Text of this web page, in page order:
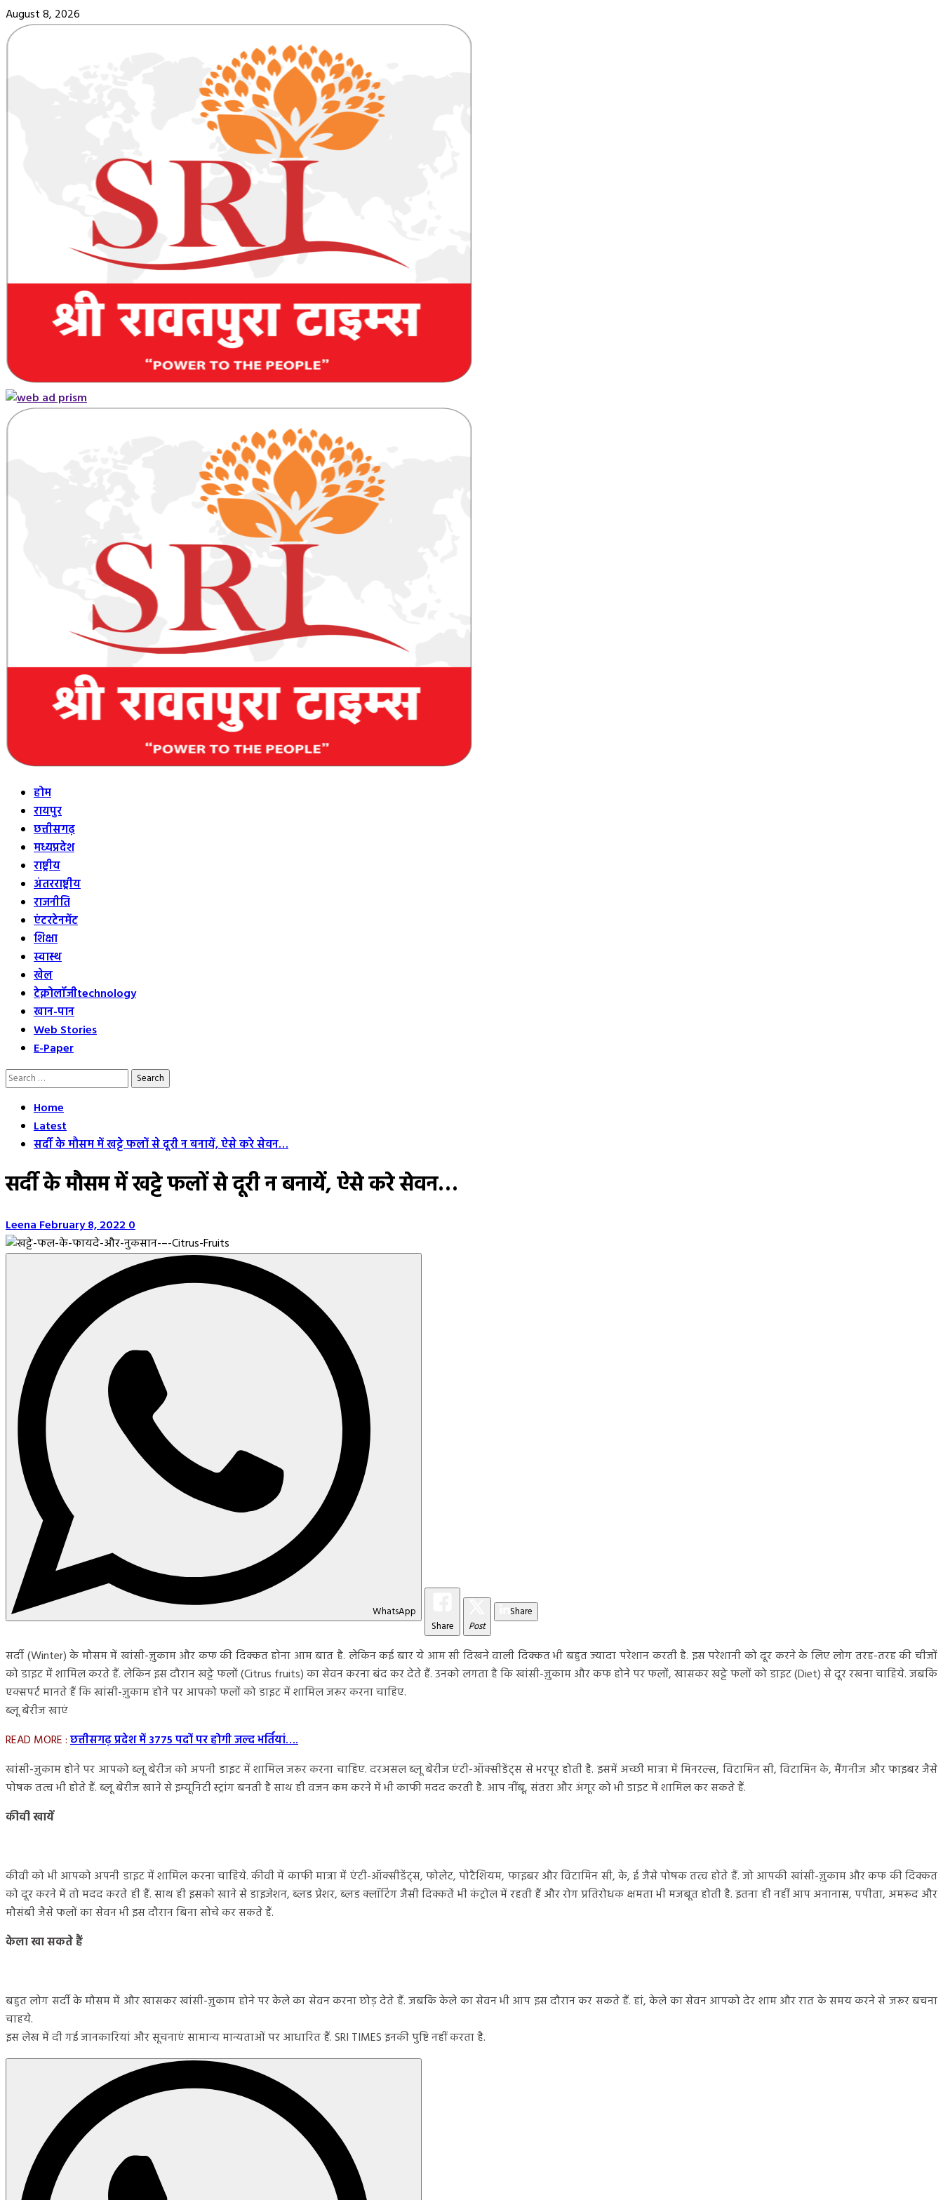
Skip
to
content
August 8, 2026
Primary
Menu
होम
रायपुर
छत्तीसगढ़
मध्यप्रदेश
राष्ट्रीय
अंतरराष्ट्रीय
राजनीति
एंटरटेनमेंट
शिक्षा
स्वास्थ
खेल
टेक्नोलॉजीtechnology
खान-पान
Web Stories
E-Paper
Search
Home
Latest
सर्दी के मौसम में खट्टे फलों से दूरी न बनायें, ऐसे करे सेवन…
सर्दी के मौसम में खट्टे फलों से दूरी न बनायें, ऐसे करे सेवन…
LeenaFebruary 8, 20220
WhatsApp
Share
Post
Share
सर्दी (Winter) के मौसम में खांसी-ज़ुकाम और कफ की दिक्कत होना आम बात है. लेकिन कई बार ये आम सी दिखने वाली दिक्कत भी बहुत ज्यादा परेशान करती है. इस परेशानी को दूर करने के लिए लोग तरह-तरह की चीजों
को डाइट में शामिल करते हैं. लेकिन इस दौरान खट्टे फलों (Citrus fruits) का सेवन करना बंद कर देते हैं. उनको लगता है कि खांसी-ज़ुकाम और कफ होने पर फलों, खासकर खट्टे फलों को डाइट (Diet) से दूर रखना चाहिये. जबकि
एक्सपर्ट मानते हैं कि खांसी-ज़ुकाम होने पर आपको फलों को डाइट में शामिल जरूर करना चाहिए.
ब्लू बेरीज खाएं
READ MORE :छत्तीसगढ़ प्रदेश में 3775 पदों पर होगी जल्द भर्तियां….
खांसी-ज़ुकाम होने पर आपको ब्लू बेरीज को अपनी डाइट में शामिल जरूर करना चाहिए. दरअसल ब्लू बेरीज एंटी-ऑक्सीडेंट्स से भरपूर होती है. इसमें अच्छी मात्रा में मिनरल्स, विटामिन सी, विटामिन के, मैंगनीज और फाइबर जैसे
पोषक तत्व भी होते हैं. ब्लू बेरीज खाने से इम्यूनिटी स्ट्रांग बनती है साथ ही वजन कम करने में भी काफी मदद करती है. आप नींबू, संतरा और अंगूर को भी डाइट में शामिल कर सकते हैं.
कीवी खायें
कीवी को भी आपको अपनी डाइट में शामिल करना चाहिये. कीवी में काफी मात्रा में एंटी-ऑक्सीडेंट्स, फोलेट, पोटैशियम, फाइबर और विटामिन सी, के, ई जैसे पोषक तत्व होते हैं. जो आपकी खांसी-ज़ुकाम और कफ की दिक्कत
को दूर करने में तो मदद करते ही हैं. साथ ही इसको खाने से डाइजेशन, ब्लड प्रेशर, ब्लड क्लॉटिंग जैसी दिक्कतें भी कंट्रोल में रहती हैं और रोग प्रतिरोधक क्षमता भी मजबूत होती है. इतना ही नहीं आप अनानास, पपीता, अमरूद और
मौसंबी जैसे फलों का सेवन भी इस दौरान बिना सोचे कर सकते हैं.
केला खा सकते हैं
बहुत लोग सर्दी के मौसम में और खासकर खांसी-ज़ुकाम होने पर केले का सेवन करना छोड़ देते हैं. जबकि केले का सेवन भी आप इस दौरान कर सकते हैं. हां, केले का सेवन आपको देर शाम और रात के समय करने से जरूर बचना
चाहये.
इस लेख में दी गई जानकारियां और सूचनाएं सामान्य मान्यताओं पर आधारित हैं. SRI TIMES इनकी पुष्टि नहीं करता है.